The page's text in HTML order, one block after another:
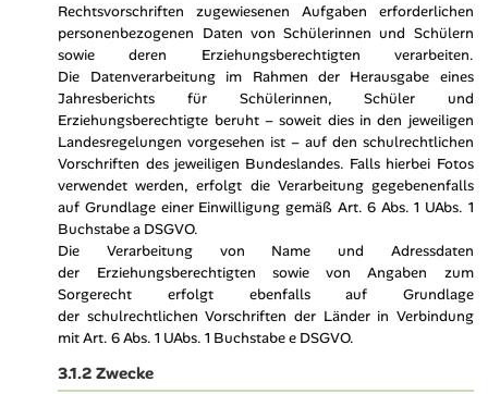
Rechtsvorschriften zugewiesenen Aufgaben erforderlichen
personenbezogenen Daten von Schülerinnen und Schülern
sowie deren Erziehungsberechtigten verarbeiten.
Die Datenverarbeitung im Rahmen der Herausgabe eines
Jahresberichts für Schülerinnen, Schüler und
Erziehungsberechtigte beruht – soweit dies in den jeweiligen
Landesregelungen vorgesehen ist – auf den schulrechtlichen
Vorschriften des jeweiligen Bundeslandes. Falls hierbei Fotos
verwendet werden, erfolgt die Verarbeitung gegebenenfalls
auf Grundlage einer Einwilligung gemäß Art. 6 Abs. 1 UAbs. 1
Buchstabe a DSGVO.
Die Verarbeitung von Name und Adressdaten
der Erziehungsberechtigten sowie von Angaben zum
Sorgerecht erfolgt ebenfalls auf Grundlage
der schulrechtlichen Vorschriften der Länder in Verbindung
mit Art. 6 Abs. 1 UAbs. 1 Buchstabe e DSGVO.
3.1.2 Zwecke